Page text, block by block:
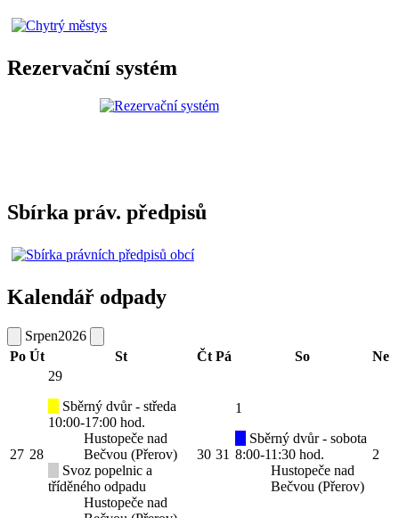
Rezervační systém
Sbírka práv. předpisů
Kalendář odpady
Srpen2026
Po Út St Čt Pá So Ne
27 28
29
Sběrný dvůr - středa
10:00-17:00 hod.
Hustopeče nad
Bečvou (Přerov)
Svoz popelnic a
tříděného odpadu
Hustopeče nad
30 31
1
Sběrný dvůr - sobota
8:00-11:30 hod.
Hustopeče nad
Bečvou (Přerov)
2